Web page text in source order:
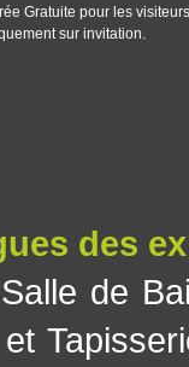
Gratuite pour les visiteurs
sur invitation.
des
de